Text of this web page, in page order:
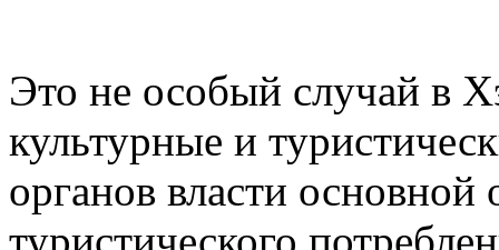
Это не особый случай в
культурные и
органов власти
туристического